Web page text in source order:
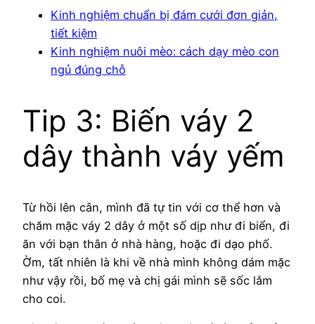
Kinh nghiệm chuẩn bị đám cưới đơn giản,
tiết kiệm
Kinh nghiệm nuôi mèo: cách dạy mèo con
ngủ đúng chỗ
Tip 3: Biến váy 2
dây thành váy yếm
Từ hồi lên cân, mình đã tự tin với cơ thể hơn và
chăm mặc váy 2 dây ở một số dịp như đi biển, đi
ăn với bạn thân ở nhà hàng, hoặc đi dạo phố.
Ờm, tất nhiên là khi về nhà mình không dám mặc
như vậy rồi, bố mẹ và chị gái mình sẽ sốc lắm
cho coi.